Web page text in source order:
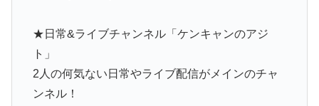
★日常&ライブチャンネル「ケンキャンのアジ
ト」
2人の何気ない日常やライブ配信がメインのチャ
ンネル！